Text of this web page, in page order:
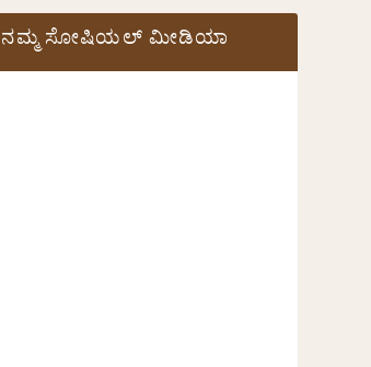
ನಮ್ಮ ಸೋಷಿಯಲ್‌ ಮೀಡಿಯಾ